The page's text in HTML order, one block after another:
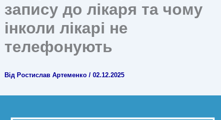
запису до лікаря та чому
інколи лікарі не
телефонують
Від Ростислав Артеменко / 02.12.2025